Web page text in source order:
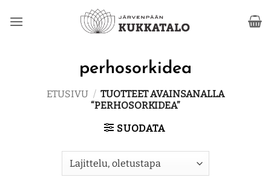
perhosorkidea
ETUSIVU / TUOTTEET AVAINSANALLA
“PERHOSORKIDEA”
SUODATA